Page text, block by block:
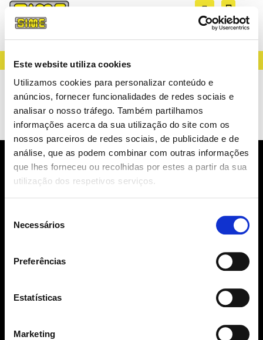
Este website utiliza cookies
Utilizamos cookies para personalizar conteúdo e
anúncios, fornecer funcionalidades de redes sociais e
analisar o nosso tráfego. Também partilhamos
informações acerca da sua utilização do site com os
nossos parceiros de redes sociais, de publicidade e de
análise, que as podem combinar com outras informações
que lhes forneceu ou recolhidas por estes a partir da sua
utilização dos respetivos serviços.
Necessários
Preferências
Estatísticas
Marketing
CREATING LIGHT SINCE 1983
Iluminação
Residencial
NEWSLETTER